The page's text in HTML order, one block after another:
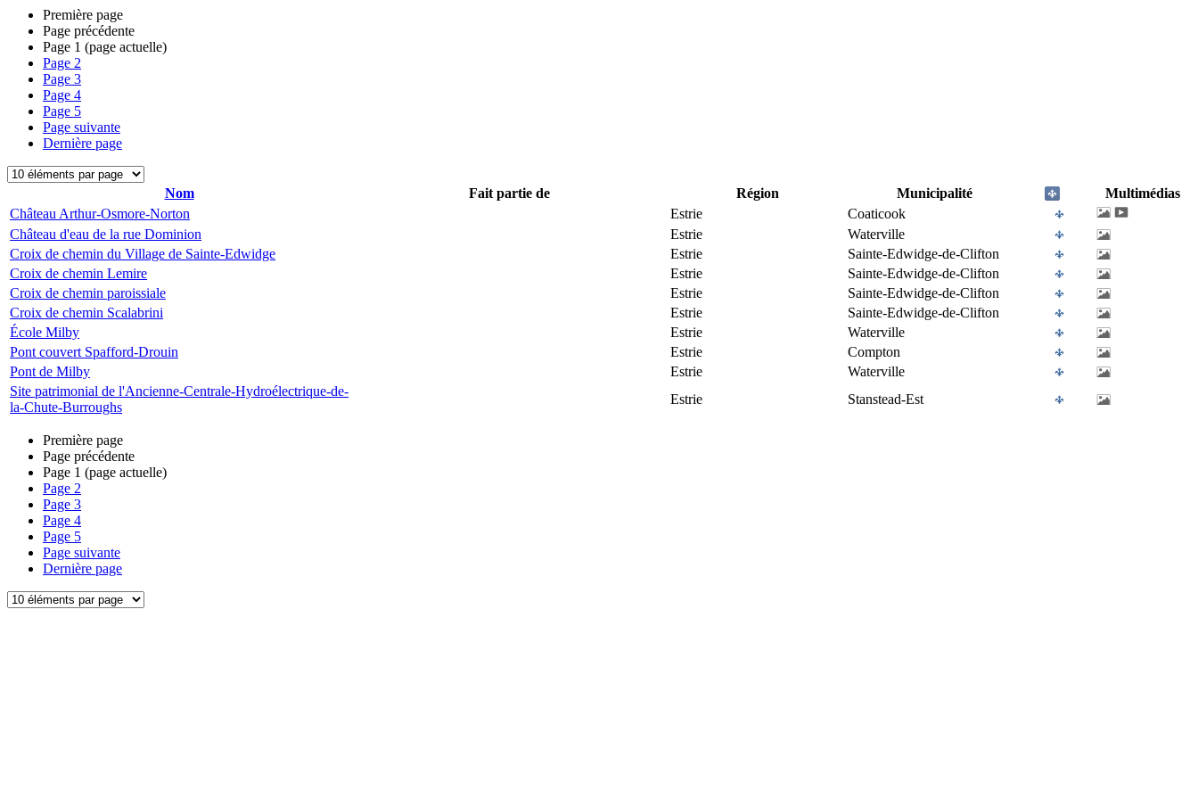
Première page
Page précédente
Page 1 (page actuelle)
Page 2
Page 3
Page 4
Page 5
Page suivante
Dernière page
Nom Fait partie de Région Municipalité
Multimédias
Château Arthur-Osmore-Norton
Estrie
Coaticook
Château d'eau de la rue Dominion
Estrie
Waterville
Croix de chemin du Village de Sainte-Edwidge
Estrie
Sainte-Edwidge-de-Clifton
Croix de chemin Lemire
Estrie
Sainte-Edwidge-de-Clifton
Croix de chemin paroissiale
Estrie
Sainte-Edwidge-de-Clifton
Croix de chemin Scalabrini
Estrie
Sainte-Edwidge-de-Clifton
École Milby
Estrie
Waterville
Pont couvert Spafford-Drouin
Estrie
Compton
Pont de Milby
Estrie
Waterville
Site patrimonial de l'Ancienne-Centrale-Hydroélectrique-de-
la-Chute-Burroughs
Estrie Stanstead-Est
Première page
Page précédente
Page 1 (page actuelle)
Page 2
Page 3
Page 4
Page 5
Page suivante
Dernière page